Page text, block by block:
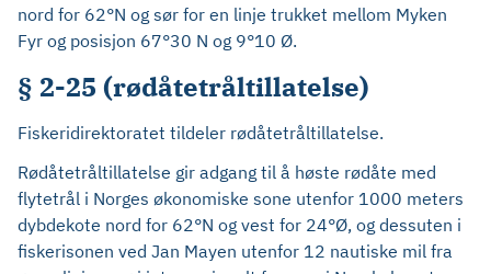
nord for 62°N og sør for en linje trukket mellom Myken
Fyr og posisjon 67°30 N og 9°10 Ø.
§ 2-25 (rødåtetråltillatelse)
Fiskeridirektoratet tildeler rødåtetråltillatelse.
Rødåtetråltillatelse gir adgang til å høste rødåte med
flytetrål i Norges økonomiske sone utenfor 1000 meters
dybdekote nord for 62°N og vest for 24°Ø, og dessuten i
fiskerisonen ved Jan Mayen utenfor 12 nautiske mil fra